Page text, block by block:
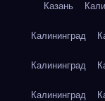
Казань
Калининград
Калининград
Калининград